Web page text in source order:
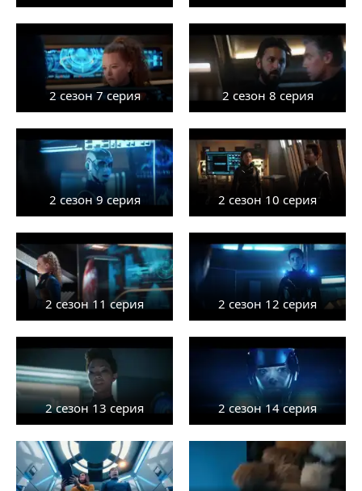
2 сезон 7 серия 2 сезон 8 серия
2 сезон 9 серия 2 сезон 10 серия
2 сезон 11 серия 2 сезон 12 серия
2 сезон 13 серия 2 сезон 14 серия